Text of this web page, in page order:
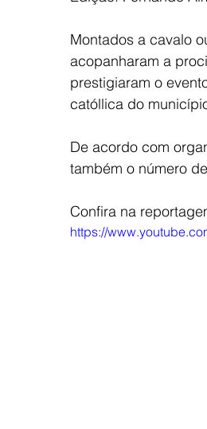
Montados a cavalo
acopanharam a
prestigiaram o
católlica do
De acordo com
também o número
Confira na
https://